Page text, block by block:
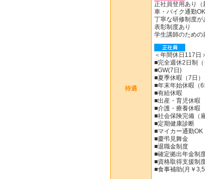
待遇
正社員登用あり（
車・バイク通勤OK
丁寧な研修制度が
表彰制度あり
学生講師のための
＜年間休日117日
■完全週休2日制（
■GW(7日)
■夏季休暇（7日）
■年末年始休暇（6
■有給休暇
■出産・育児休暇
■介護・療養休暇
■社会保険完備（
■定期健康診断
■マイカー通勤OK
■慶弔見舞金
■退職金制度
■確定拠出年金制
■資格取得支援制
■食事補助(月￥